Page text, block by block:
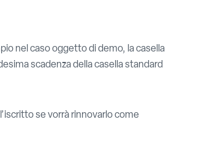
nel caso oggetto di demo, la casella
scadenza della casella standard
se vorrà rinnovarlo come